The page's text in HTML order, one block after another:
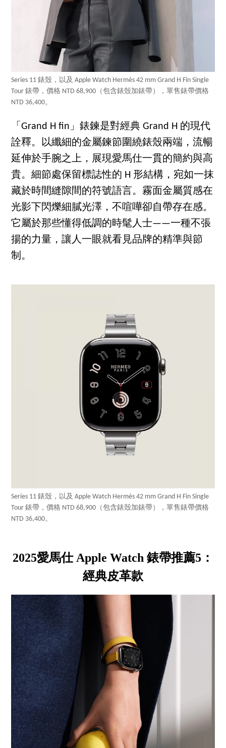
Series 11 錶殼，以及 Apple Watch Hermès 42 mm Grand H Fin Single
Tour 錶帶，價格 NTD 68,900（包含錶殼加錶帶），單售錶帶價格
NTD 36,400。
「Grand H fin」錶鍊是對經典 Grand H 的現代
詮釋。以纖細的金屬鍊節圍繞錶殼兩端，流暢
延伸於手腕之上，展現愛馬仕一貫的簡約與高
貴。細節處保留標誌性的 H 形結構，宛如一抹
藏於時間縫隙間的符號語言。霧面金屬質感在
光影下閃爍細膩光澤，不喧嘩卻自帶存在感。
它屬於那些懂得低調的時髦人士——一種不張
揚的力量，讓人一眼就看見品牌的精準與節
制。
Series 11 錶殼，以及 Apple Watch Hermès 42 mm Grand H Fin Single
Tour 錶帶，價格 NTD 68,900（包含錶殼加錶帶），單售錶帶價格
NTD 36,400。
2025愛馬仕 Apple Watch 錶帶推薦5：
經典皮革款